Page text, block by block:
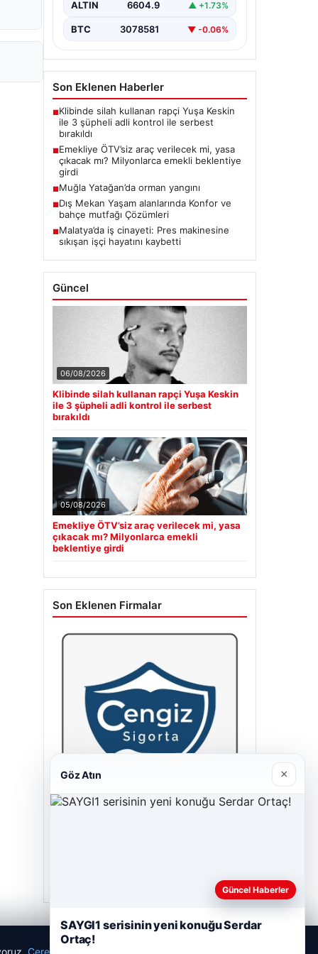
ALTIN 6604.9 ▲ +1.73%
BTC 3078581 ▼ -0.06%
Son Eklenen Haberler
■Klibinde silah kullanan rapçi Yuşa Keskin
ile 3 şüpheli adli kontrol ile serbest
bırakıldı
■Emekliye ÖTV’siz araç verilecek mi, yasa
çıkacak mı? Milyonlarca emekli beklentiye
girdi
■Muğla Yatağan’da orman yangını
■Dış Mekan Yaşam alanlarında Konfor ve
bahçe mutfağı Çözümleri
■Malatya’da iş cinayeti: Pres makinesine
sıkışan işçi hayatını kaybetti
Güncel
06/08/2026
Klibinde silah kullanan rapçi Yuşa Keskin
ile 3 şüpheli adli kontrol ile serbest
bırakıldı
05/08/2026
Emekliye ÖTV’siz araç verilecek mi, yasa
çıkacak mı? Milyonlarca emekli
beklentiye girdi
Son Eklenen Firmalar
Çerez Politikamız
Göz Atın ×
Güncel Haberler
SAYGI1 serisinin yeni konuğu Serdar
Ortaç!